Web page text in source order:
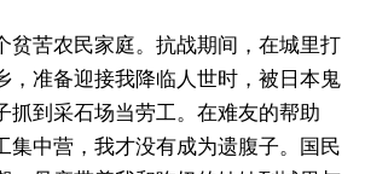
贫苦农民家庭。抗战期间，在城里打
，准备迎接我降临人世时，被日本鬼
抓到采石场当劳工。在难友的帮助
集中营，我才没有成为遗腹子。国民